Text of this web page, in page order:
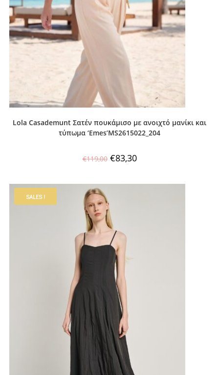
Lola Casademunt Σατέν πουκάμισο με ανοιχτό μανίκι και
τύπωμα ‘Emes’MS2615022_204
€119,00 €83,30
SALES !